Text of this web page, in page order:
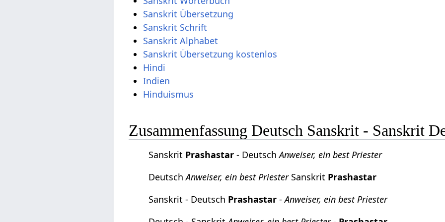
Sanskrit Übersetzung
Sanskrit Schrift
Sanskrit Alphabet
Sanskrit Übersetzung kostenlos
Hindi
Indien
Hinduismus
Zusammenfassung Deutsch Sanskrit - Sanskrit
Sanskrit Prashastar - DeutschAnweiser, ein best Priester
DeutschAnweiser, ein best PriesterSanskrit Prashastar
Sanskrit - Deutsch Prashastar -Anweiser, ein best Priester